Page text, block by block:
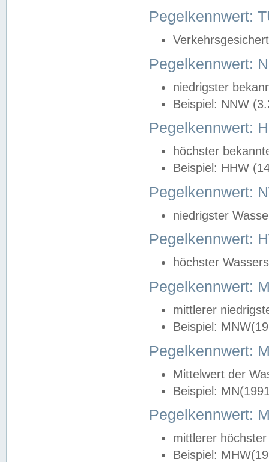
Pegelkennwert:
Pegelkennwert:
niedrigster
Beispiel: NNW
Pegelkennwert:
höchster
Beispiel: HHW
Pegelkennwert:
niedrigster
Pegelkennwert:
höchster
Pegelkennwert:
mittlerer
Beispiel:
Pegelkennwert:
Mittelwert der
Beispiel:
Pegelkennwert:
mittlerer
Beispiel: